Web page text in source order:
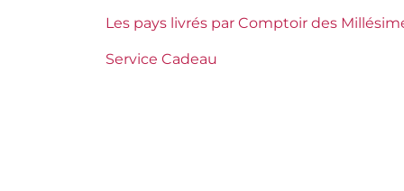
Les pays livrés par Comptoir des
Service Cadeau